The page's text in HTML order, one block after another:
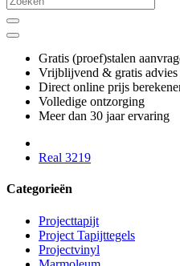
Gratis (proef)stalen
Vrijblijvend & gratis advies
Direct online prijs
Volledige ontzorging
Meer dan 30 jaar ervaring
Real 3219
Categorieën
Projecttapijt
Project Tapijttegels
Projectvinyl